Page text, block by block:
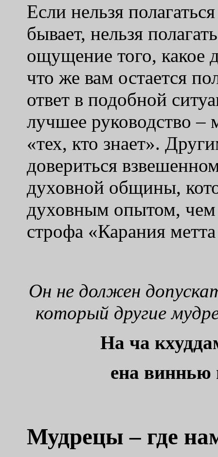
Если нельзя
бывает, нельзя
ощущение того, какое
что же вам остается
ответ в подобной
лучшее руководство –
«тех, кто знает».
довериться
духовной общины,
духовным опытом,
строфа «Карания
Он не должен
который другие
На ча
ена виннью
Мудрецы – где